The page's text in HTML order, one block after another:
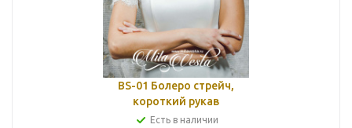
BS-01 Болеро стрейч,
короткий рукав
Есть в наличии